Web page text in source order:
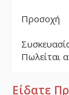
Προσοχή
Πωλείται
Είδατε